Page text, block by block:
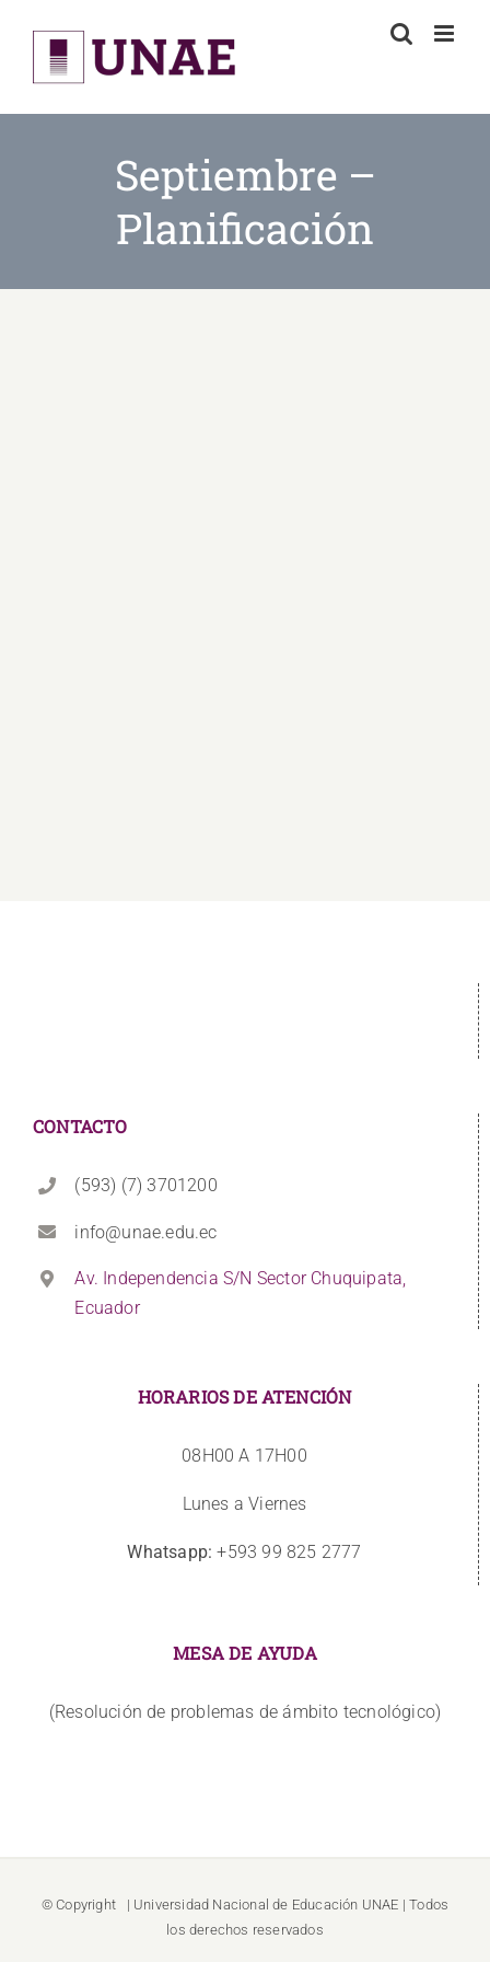
content
Septiembre –
Planificación
CONTACTO
(593) (7) 3701200
info@unae.edu.ec
Av. Independencia S/N Sector Chuquipata,
Ecuador
HORARIOS DE ATENCIÓN
08H00 A 17H00
Lunes a Viernes
Whatsapp: +593 99 825 2777
MESA DE AYUDA
(Resolución de problemas de ámbito tecnológico)
© Copyright | Universidad Nacional de Educación UNAE | Todos
los derechos reservados